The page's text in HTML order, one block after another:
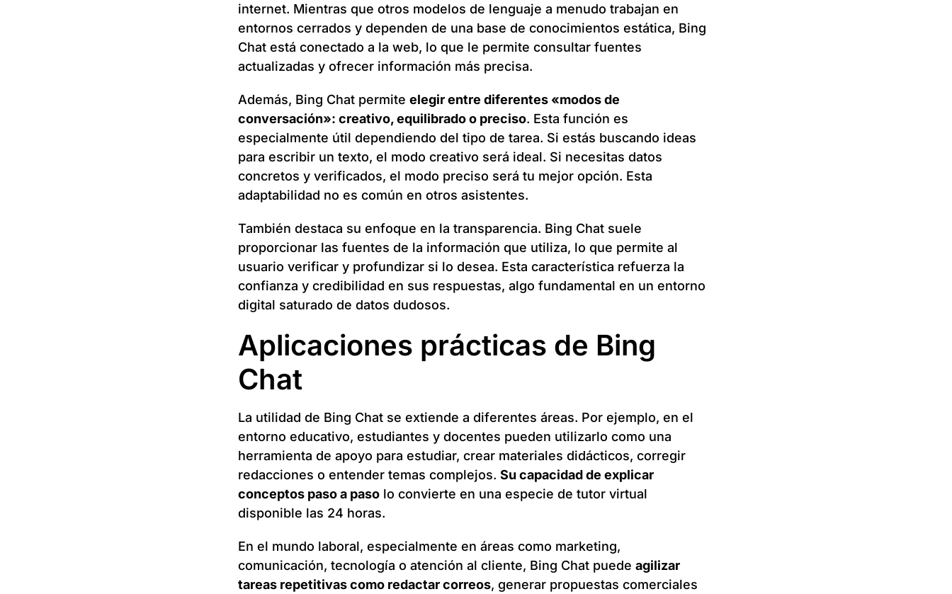
internet. Mientras que otros modelos de lenguaje a menudo trabajan en
entornos cerrados y dependen de una base de conocimientos estática, Bing
Chat está conectado a la web, lo que le permite consultar fuentes
actualizadas y ofrecer información más precisa.
Además, Bing Chat permite elegir entre diferentes «modos de
conversación»: creativo, equilibrado o preciso. Esta función es
especialmente útil dependiendo del tipo de tarea. Si estás buscando ideas
para escribir un texto, el modo creativo será ideal. Si necesitas datos
concretos y verificados, el modo preciso será tu mejor opción. Esta
adaptabilidad no es común en otros asistentes.
También destaca su enfoque en la transparencia. Bing Chat suele
proporcionar las fuentes de la información que utiliza, lo que permite al
usuario verificar y profundizar si lo desea. Esta característica refuerza la
confianza y credibilidad en sus respuestas, algo fundamental en un entorno
digital saturado de datos dudosos.
Aplicaciones prácticas de Bing
Chat
La utilidad de Bing Chat se extiende a diferentes áreas. Por ejemplo, en el
entorno educativo, estudiantes y docentes pueden utilizarlo como una
herramienta de apoyo para estudiar, crear materiales didácticos, corregir
redacciones o entender temas complejos. Su capacidad de explicar
conceptos paso a paso lo convierte en una especie de tutor virtual
disponible las 24 horas.
En el mundo laboral, especialmente en áreas como marketing,
comunicación, tecnología o atención al cliente, Bing Chat puede agilizar
tareas repetitivas como redactar correos, generar propuestas comerciales